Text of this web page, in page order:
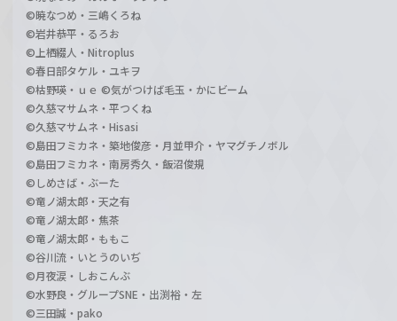
©暁なつめ・三嶋くろね
©岩井恭平・るろお
©上栖綴人・Nitroplus
©春日部タケル・ユキヲ
©枯野瑛・ｕｅ ©気がつけば毛玉・かにビーム
©久慈マサムネ・平つくね
©久慈マサムネ・Hisasi
©島田フミカネ・築地俊彦・月並甲介・ヤマグチノボル
©島田フミカネ・南房秀久・飯沼俊規
©しめさば・ぶーた
©竜ノ湖太郎・天之有
©竜ノ湖太郎・焦茶
©竜ノ湖太郎・ももこ
©谷川流・いとうのいぢ
©月夜涙・しおこんぶ
©水野良・グループSNE・出渕裕・左
©三田誠・pako